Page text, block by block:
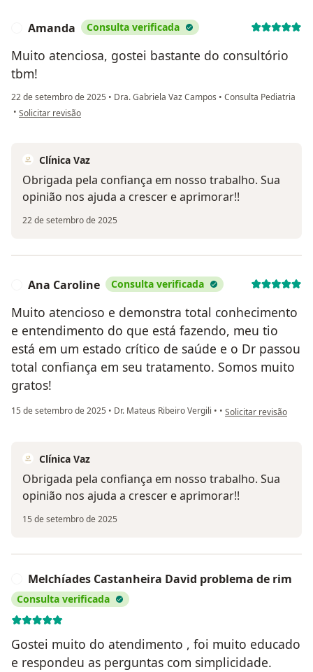
Amanda Consulta verificada
Muito atenciosa, gostei bastante do consultório
tbm!
22 de setembro de 2025 • Dra. Gabriela Vaz Campos • Consulta Pediatria
• na opinião do utilizador Amanda
Solicitar revisão
Clínica Vaz
Obrigada pela confiança em nosso trabalho. Sua
opinião nos ajuda a crescer e aprimorar!!
22 de setembro de 2025
Ana Caroline Consulta verificada
Muito atencioso e demonstra total conhecimento
e entendimento do que está fazendo, meu tio
está em um estado crítico de saúde e o Dr passou
total confiança em seu tratamento. Somos muito
gratos!
15 de setembro de 2025 • Dr. Mateus Ribeiro Vergili • • na opinião do
Solicitar revisão
Clínica Vaz
Obrigada pela confiança em nosso trabalho. Sua
opinião nos ajuda a crescer e aprimorar!!
15 de setembro de 2025
Melchíades Castanheira David problema de rim
Consulta verificada
Gostei muito do atendimento , foi muito educado
e respondeu as perguntas com simplicidade.